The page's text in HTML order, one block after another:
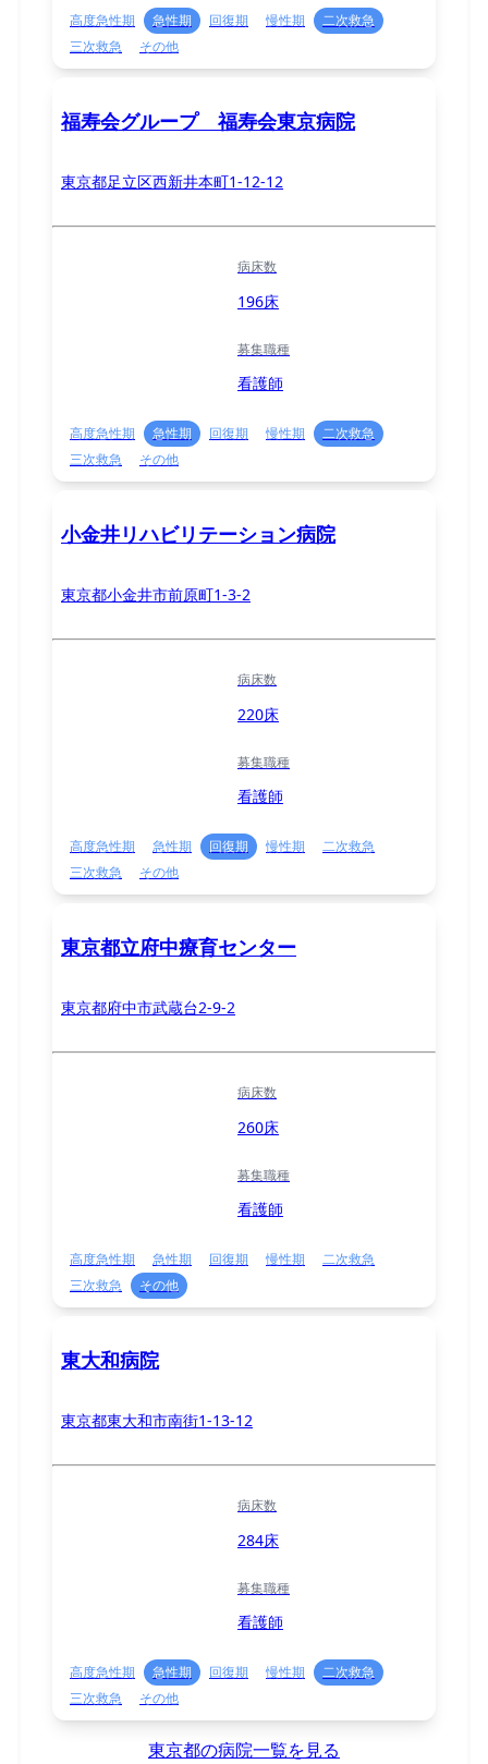
高度急性期 急性期 回復期 慢性期
二次救急
三次救急
その他
福寿会グループ 福寿会東京病院
東京都足立区西新井本町1-12-12
病床数
196床
募集職種
看護師
高度急性期 急性期 回復期 慢性期
二次救急
三次救急
その他
小金井リハビリテーション病院
東京都小金井市前原町1-3-2
病床数
220床
募集職種
看護師
高度急性期 急性期 回復期 慢性期
二次救急
三次救急
その他
東京都立府中療育センター
東京都府中市武蔵台2-9-2
病床数
260床
募集職種
看護師
高度急性期 急性期 回復期 慢性期
二次救急
三次救急
その他
東大和病院
東京都東大和市南街1-13-12
病床数
284床
募集職種
看護師
高度急性期 急性期 回復期 慢性期
二次救急
三次救急
その他
東京都の病院一覧を見る